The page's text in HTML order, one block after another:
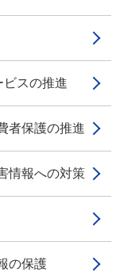
ビスの推進
者保護の推進
情報への対策
の保護